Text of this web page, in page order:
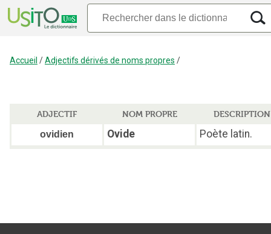
Accueil /Adjectifs dérivés de noms propres /
ADJECTIF NOM PROPRE
DESCRIPTION
ovidien
Ovide Poète latin.